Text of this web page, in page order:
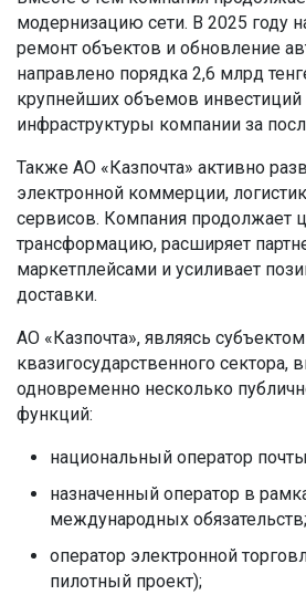
модернизацию сети. В 2025 году
ремонт объектов и обновление
направлено порядка 2,6 млрд
крупнейших объемов инвестиций
инфраструктуры компании за
Также АО «Казпочта» активно
электронной коммерции,
сервисов. Компания продолжает
трансформацию, расширяет
маркетплейсами и усиливает
доставки.
АО «Казпочта», являясь субъектом
квазигосударственного сектора,
одновременно несколько
функций:
национальный оператор
назначенный оператор в
международных обязательств;
оператор электронной
пилотный проект);